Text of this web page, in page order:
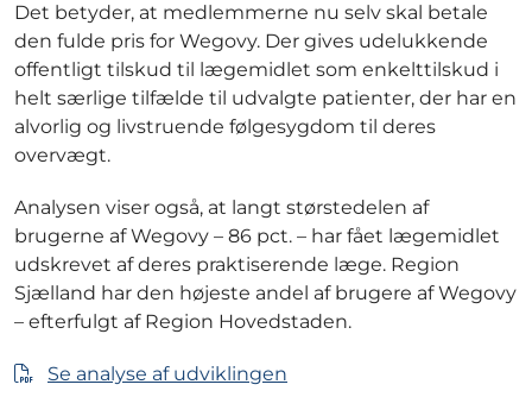
Det betyder, at medlemmerne nu selv skal betale
den fulde pris for Wegovy. Der gives udelukkende
offentligt tilskud til lægemidlet som enkelttilskud i
helt særlige tilfælde til udvalgte patienter, der har en
alvorlig og livstruende følgesygdom til deres
overvægt.
Analysen viser også, at langt størstedelen af
brugerne af Wegovy – 86 pct. – har fået lægemidlet
udskrevet af deres praktiserende læge. Region
Sjælland har den højeste andel af brugere af Wegovy
– efterfulgt af Region Hovedstaden.
Se analyse af udviklingen